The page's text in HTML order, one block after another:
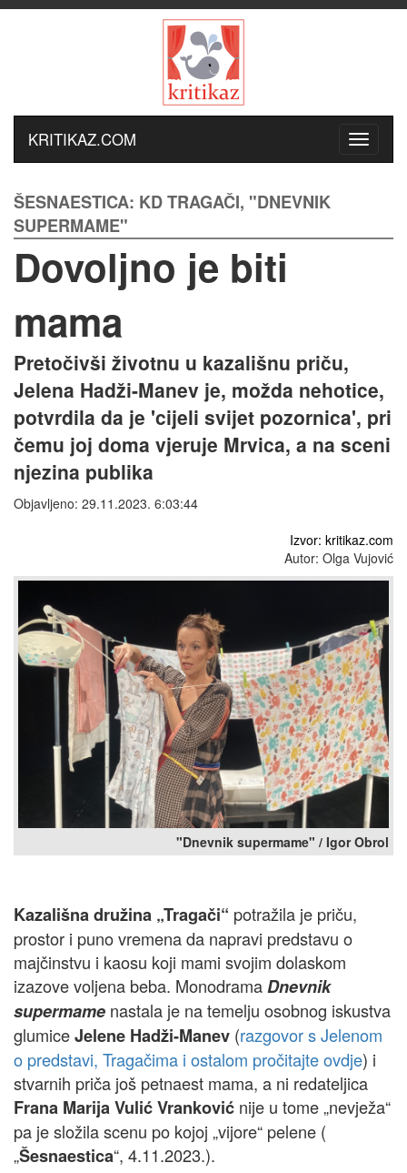
KRITIKAZ.COM
ŠESNAESTICA: KD TRAGAČI, "DNEVNIK
SUPERMAME"
Dovoljno je biti
mama
Pretočivši životnu u kazališnu priču,
Jelena Hadži-Manev je, možda nehotice,
potvrdila da je 'cijeli svijet pozornica', pri
čemu joj doma vjeruje Mrvica, a na sceni
njezina publika
Objavljeno: 29.11.2023. 6:03:44
Izvor: kritikaz.com
Autor: Olga Vujović
"Dnevnik supermame" / Igor Obrol
Kazališna družina „Tragači“ potražila je priču,
prostor i puno vremena da napravi predstavu o
majčinstvu i kaosu koji mami svojim dolaskom
izazove voljena beba. MonodramaDnevnik
supermame nastala je na temelju osobnog iskustva
glumiceJelene Hadži-Manev (razgovor s Jelenom
o predstavi, Tragačima i ostalom pročitajte ovdje) i
stvarnih priča još petnaest mama, a ni redateljica
Frana Marija Vulić Vranković nije u tome „nevježa“
pa je složila scenu po kojoj „vijore“ pelene (
„Šesnaestica“, 4.11.2023.).